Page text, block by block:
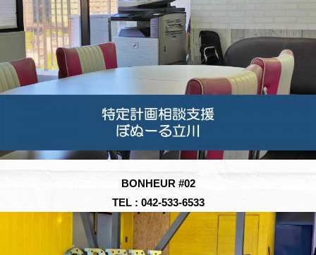
BONHEUR #02
TEL : 042-533-6533